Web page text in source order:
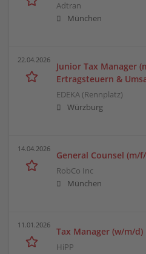
Adtran
München
22.04.2026
Junior Tax Manager
Ertragsteuern &
EDEKA (Rennplatz)
Würzburg
14.04.2026
General Counsel (m/
RobCo Inc
München
11.01.2026
Tax Manager (w/m/d)
HiPP